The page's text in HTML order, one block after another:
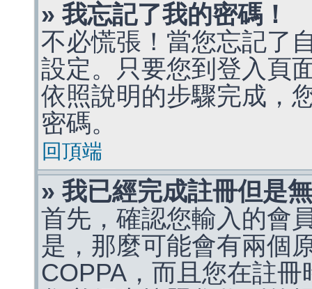
» 我忘記了我的密碼！
不必慌張！當您忘記了
設定。只要您到登入頁
依照說明的步驟完成，
密碼。
回頂端
» 我已經完成註冊但是
首先，確認您輸入的會
是，那麼可能會有兩個
COPPA，而且您在註